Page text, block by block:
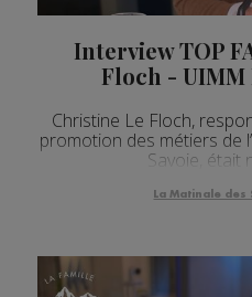
Interview TOP
Floch - UIMM
Christine Le Floch,
promotion des métiers de
Savoie, était
La Matinale des